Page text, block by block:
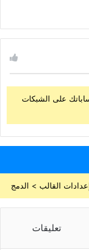
على الشبكات
تعليقات